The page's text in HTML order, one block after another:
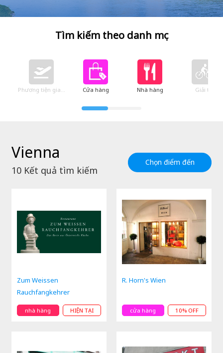
Tìm kiếm theo danh mục
Phương tiện giao thông Cửa hàng Nhà hàng Giải trí
Vienna
10 Kết quả tìm kiếm
Chọn điểm đến
Zum Weissen
Rauchfangkehrer
nhà hàng HIỆN TẠI
R. Horn's Wien
cửa hàng 10% OFF